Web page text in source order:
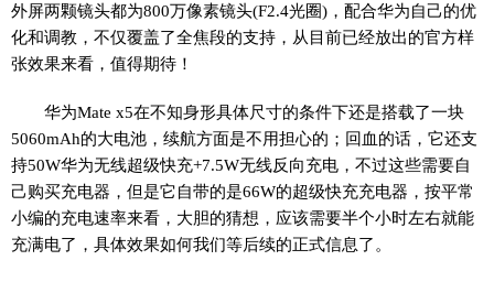
外屏两颗镜头都为800万像素镜头(F2.4光圈)，配合华为自己的优
化和调教，不仅覆盖了全焦段的支持，从目前已经放出的官方样
张效果来看，值得期待！
华为Mate x5在不知身形具体尺寸的条件下还是搭载了一块
5060mAh的大电池，续航方面是不用担心的；回血的话，它还支
持50W华为无线超级快充+7.5W无线反向充电，不过这些需要自
己购买充电器，但是它自带的是66W的超级快充充电器，按平常
小编的充电速率来看，大胆的猜想，应该需要半个小时左右就能
充满电了，具体效果如何我们等后续的正式信息了。